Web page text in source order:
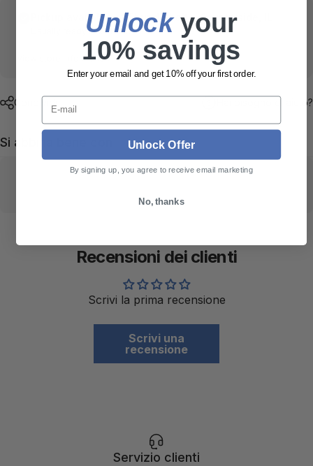
Pickup available atThunderbolt • Countryside, IL
Usually ready in 24 hours
View store information
Condividi Hai bisogno di aiuto?
Si abbina bene con
Recensioni dei clienti
Scrivi la prima recensione
Scrivi una
recensione
Servizio clienti
Unlock​ your
10% savings
Enter your email and get 10% off your first order.
E-mail
Unlock Offer
By signing up, you agree to receive email marketing
No, thanks